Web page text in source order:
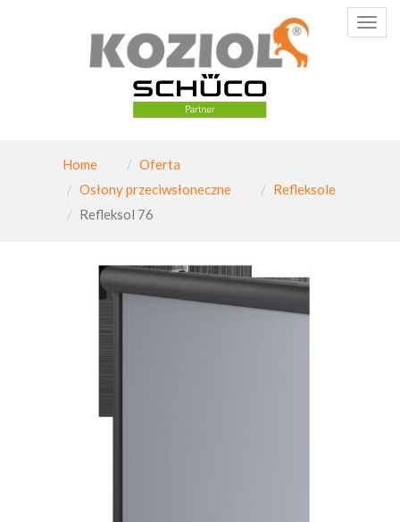
menu
Home
Oferta
Osłony przeciwsłoneczne
Refleksole
Refleksol 76